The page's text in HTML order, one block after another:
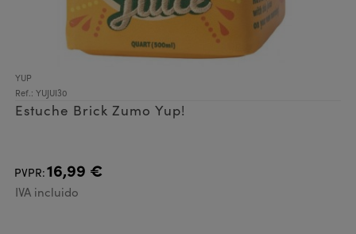
YUP
Ref.: YUJUI30
Estuche Brick Zumo Yup!
PVPR:16,99 €
IVA incluido